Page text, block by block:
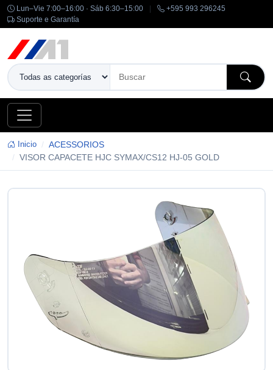
Lun–Vie 7:00–16:00 · Sáb 6:30–15:00
+595 993 296245
Suporte e Garantía
Inicio
ACESSORIOS
VISOR CAPACETE HJC SYMAX/CS12 HJ-05 GOLD